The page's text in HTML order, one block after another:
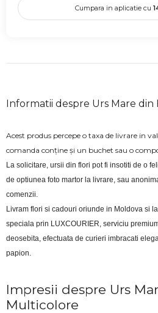
Cumpara in aplicatie cu
Informatii despre Urs Mare
Acest produs percepe o taxa de livrare in
comanda conține și un buchet sau o
La solicitare, ursii din flori pot fi insotiti de o
de optiunea foto martor la livrare, sau
comenzii.
Livram flori si cadouri oriunde in Moldova si
speciala prin LUXCOURIER, serviciu
deosebita, efectuata de curieri imbracati
papion.
Impresii despre Urs
Multicolore